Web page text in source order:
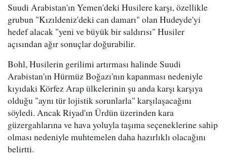
Suudi Arabistan'ın Yemen'deki Husilere karşı, özellikle
grubun "Kızıldeniz'deki can damarı" olan Hudeyde'yi
hedef alacak "yeni ve büyük bir saldırısı" Husiler
açısından ağır sonuçlar doğurabilir.
Bohl, Husilerin gerilimi artırması halinde Suudi
Arabistan'ın Hürmüz Boğazı'nın kapanması nedeniyle
kıyıdaki Körfez Arap ülkelerinin şu anda karşı karşıya
olduğu "aynı tür lojistik sorunlarla" karşılaşacağını
söyledi. Ancak Riyad'ın Ürdün üzerinden kara
güzergahlarına ve hava yoluyla taşıma seçeneklerine sahip
olması nedeniyle muhtemelen daha hazırlıklı olacağını
belirtti.